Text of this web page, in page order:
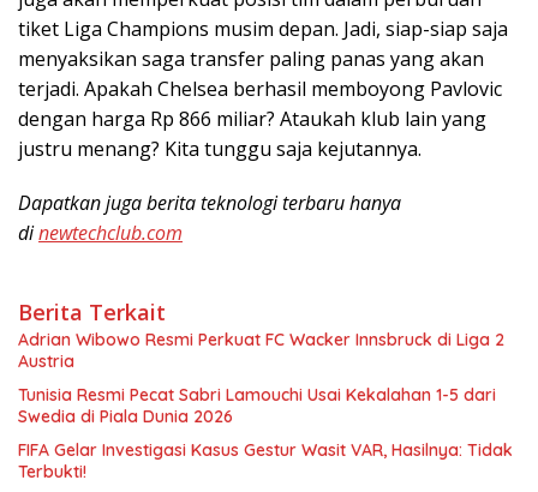
tiket Liga Champions musim depan. Jadi, siap-siap saja
menyaksikan saga transfer paling panas yang akan
terjadi. Apakah Chelsea berhasil memboyong Pavlovic
dengan harga Rp 866 miliar? Ataukah klub lain yang
justru menang? Kita tunggu saja kejutannya.
Dapatkan juga berita teknologi terbaru hanya
dinewtechclub.com
Berita Terkait
Adrian Wibowo Resmi Perkuat FC Wacker Innsbruck di Liga 2
Austria
Tunisia Resmi Pecat Sabri Lamouchi Usai Kekalahan 1-5 dari
Swedia di Piala Dunia 2026
FIFA Gelar Investigasi Kasus Gestur Wasit VAR, Hasilnya: Tidak
Terbukti!